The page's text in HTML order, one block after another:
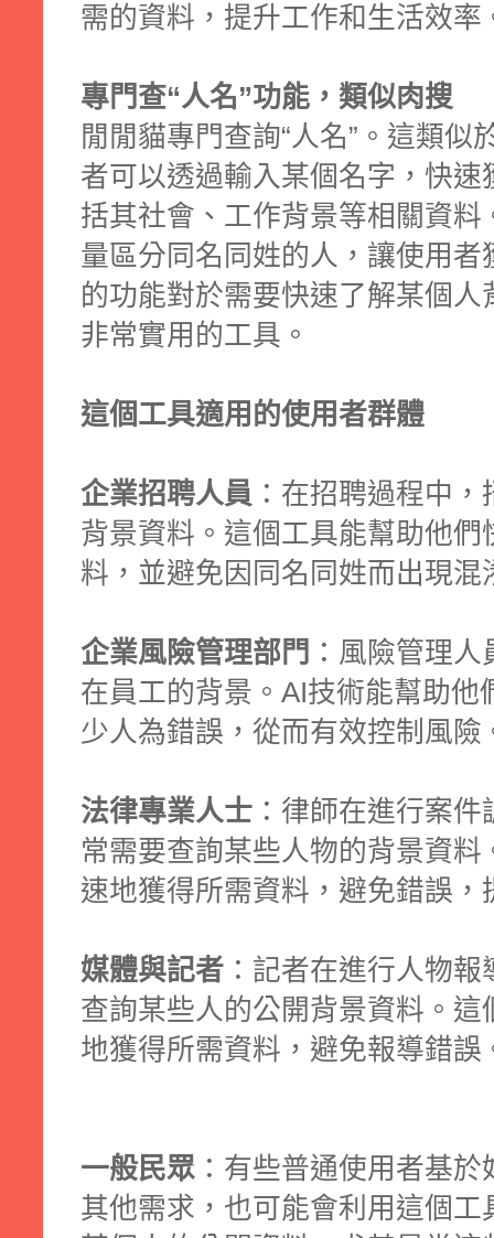
需的資料，提升工作和生活效率
專門查“人名”功能，類似肉搜
閒閒貓專門查詢“人名”。這類似
者可以透過輸入某個名字，快
括其社會、工作背景等相關資
量區分同名同姓的人，讓使用
的功能對於需要快速了解某個
非常實用的工具。
這個工具適用的使用者群體
企業招聘人員 ：在招聘過程中
背景資料。這個工具能幫助他
料，並避免因同名同姓而出現混
企業風險管理部門 ：風險管理
在員工的背景。AI技術能幫助
少人為錯誤，從而有效控制風險
法律專業人士 ：律師在進行案
常需要查詢某些人物的背景資
速地獲得所需資料，避免錯誤，
媒體與記者 ：記者在進行人物
查詢某些人的公開背景資料。
地獲得所需資料，避免報導錯誤
一般民眾 ：有些普通使用者基於
其他需求，也可能會利用這個工